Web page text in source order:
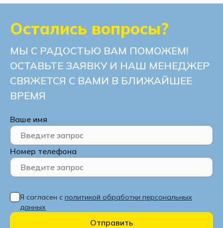
Остались вопросы?
МЫ С РАДОСТЬЮ ВАМ ПОМОЖЕМ!
ОСТАВЬТЕ ЗАЯВКУ И НАШ МЕНЕДЖЕР
СВЯЖЕТСЯ С ВАМИ В БЛИЖАЙШЕЕ
ВРЕМЯ
Ваше имя
Номер телефона
Я согласен с политикой обработки персональных
данных
Отправить